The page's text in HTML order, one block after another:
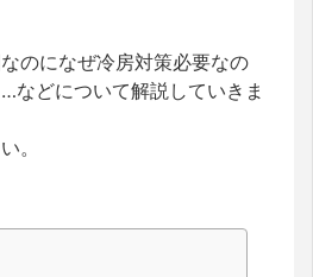
のになぜ冷房対策必要なの
などについて解説していきま
。